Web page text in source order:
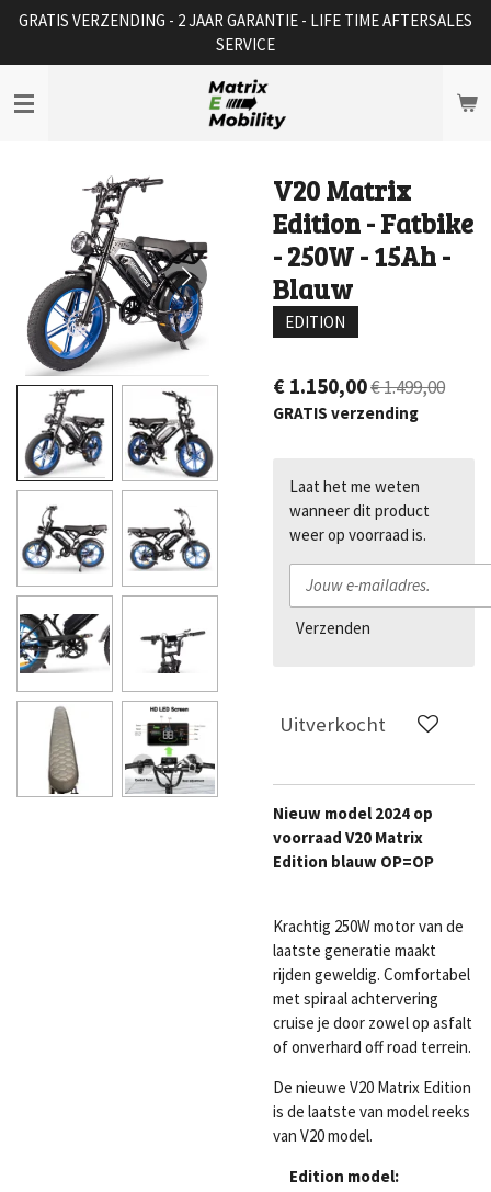
Ga
naar
de
hoofdinhoud
GRATIS VERZENDING - 2 JAAR GARANTIE - LIFE TIME AFTERSALES
SERVICE
V20 Matrix
Edition - Fatbike
- 250W - 15Ah -
Blauw
EDITION
€ 1.150,00€ 1.499,00
GRATIS verzending
Laat het me weten
wanneer dit product
weer op voorraad is.
Verzenden
Uitverkocht
Nieuw model 2024 op
voorraad V20 Matrix
Edition blauw OP=OP
Krachtig 250W motor van de
laatste generatie maakt
rijden geweldig. Comfortabel
met spiraal achtervering
cruise je door zowel op asfalt
of onverhard off road terrein.
De nieuwe V20 Matrix Edition
is de laatste van model reeks
van V20 model.
Edition model: